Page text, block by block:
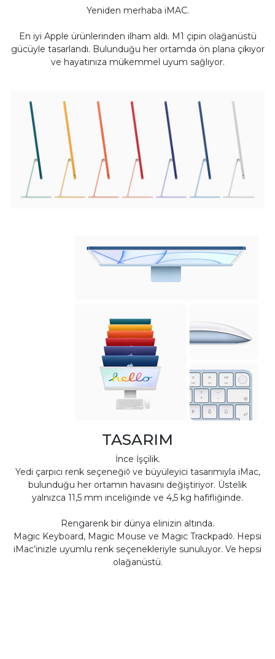
Yeniden merhaba iMAC.
En iyi Apple ürünlerinden ilham aldı. M1 çipin olağanüstü
gücüyle tasarlandı. Bulunduğu her ortamda ön plana çıkıyor
ve hayatınıza mükemmel uyum sağlıyor.
TASARIM
İnce İşçilik.
Yedi çarpıcı renk seçeneği◊ ve büyüleyici tasarımıyla iMac,
bulunduğu her ortamın havasını değiştiriyor. Üstelik
yalnızca 11,5 mm inceliğinde ve 4,5 kg hafifliğinde.
Rengarenk bir dünya elinizin altında.
Magic Keyboard, Magic Mouse ve Magic Trackpad◊. Hepsi
iMac’inizle uyumlu renk seçenekleriyle sunuluyor. Ve hepsi
olağanüstü.